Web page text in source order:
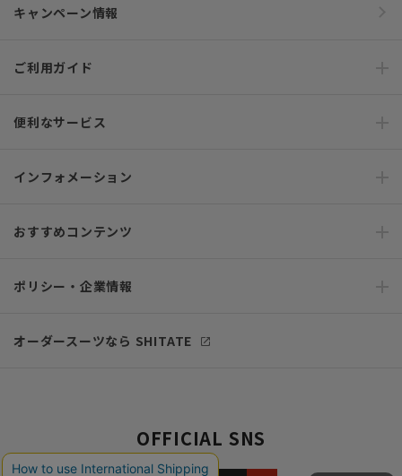
キャンペーン情報
ご利用ガイド
便利なサービス
インフォメーション
おすすめコンテンツ
ポリシー・企業情報
オーダースーツなら SHITATE
OFFICIAL SNS